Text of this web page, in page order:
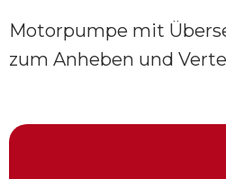
Motorpumpe mit
zum Anheben und